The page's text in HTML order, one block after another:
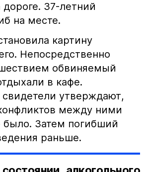
дороге. 37-летний
на месте.
картину
Непосредственно
обвиняемый
в кафе.
утверждают,
между ними
было. Затем погибший
раньше.